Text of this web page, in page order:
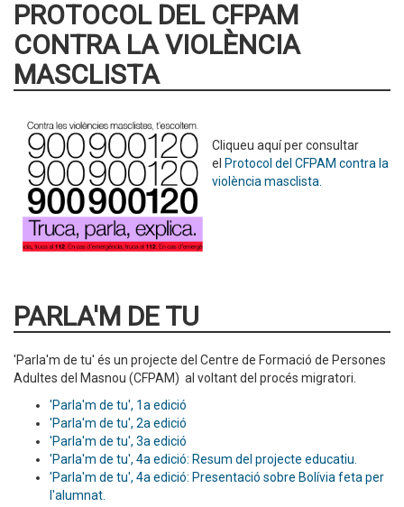
PROTOCOL DEL CFPAM
CONTRA LA VIOLÈNCIA
MASCLISTA
Cliqueu aquí per consultar
el Protocol del CFPAM contra la
violència masclista.
PARLA'M DE TU
'Parla'm de tu' és un projecte del Centre de Formació de Persones
Adultes del Masnou (CFPAM) al voltant del procés migratori.
'Parla'm de tu', 1a edició
'Parla'm de tu', 2a edició
'Parla'm de tu', 3a edició
'Parla'm de tu', 4a edició: Resum del projecte educatiu.
'Parla'm de tu', 4a edició: Presentació sobre Bolívia feta per
l'alumnat.